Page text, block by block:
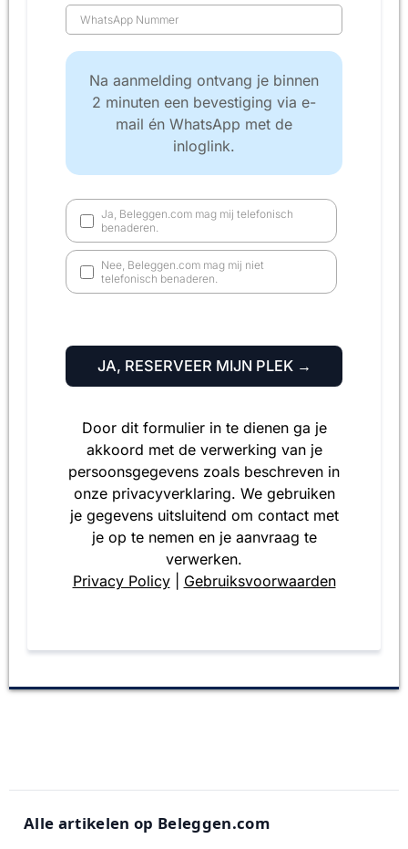
Na aanmelding ontvang je binnen
2 minuten een bevestiging via e-
mail én WhatsApp met de
inloglink.
Ja, Beleggen.com mag mij telefonisch
benaderen.
Nee, Beleggen.com mag mij niet
telefonisch benaderen.
JA, RESERVEER MIJN PLEK →
Door dit formulier in te dienen ga je
akkoord met de verwerking van je
persoonsgegevens zoals beschreven in
onze privacyverklaring. We gebruiken
je gegevens uitsluitend om contact met
je op te nemen en je aanvraag te
verwerken.
Privacy Policy| Gebruiksvoorwaarden
Alle artikelen op Beleggen.com